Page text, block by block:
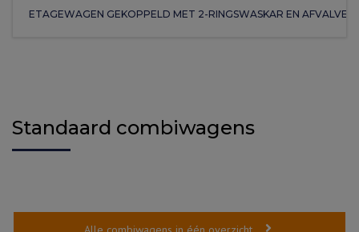
ETAGEWAGEN GEKOPPELD MET 2-RINGSWASKAR EN
Standaard combiwagens